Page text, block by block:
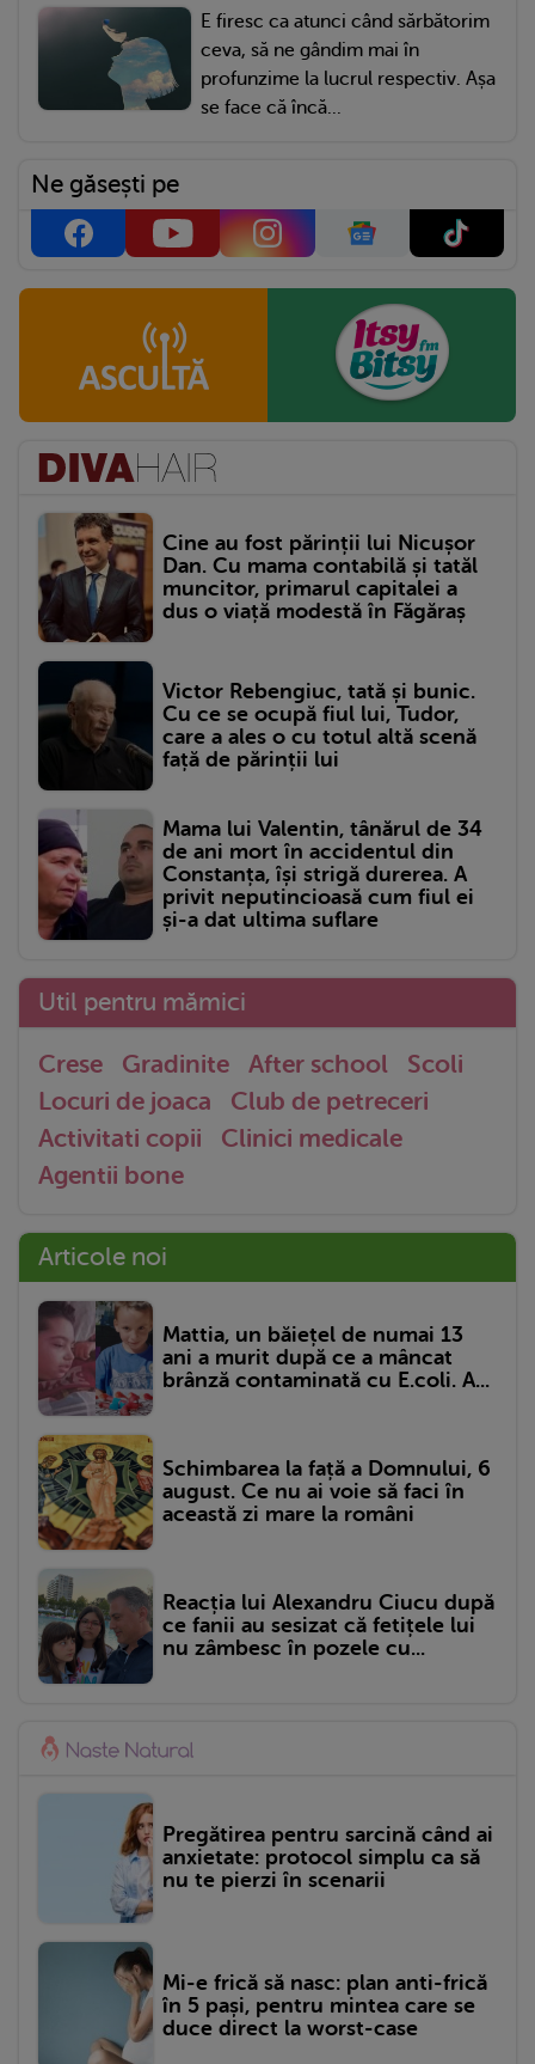
E firesc ca atunci când sărbătorim
ceva, să ne gândim mai în
profunzime la lucrul respectiv. Așa
se face că încă...
Ne găsești pe
Cine au fost părinții lui Nicușor
Dan. Cu mama contabilă și tatăl
muncitor, primarul capitalei a
dus o viață modestă în Făgăraș
Victor Rebengiuc, tată și bunic.
Cu ce se ocupă fiul lui, Tudor,
care a ales o cu totul altă scenă
față de părinții lui
Mama lui Valentin, tânărul de 34
de ani mort în accidentul din
Constanța, își strigă durerea. A
privit neputincioasă cum fiul ei
și-a dat ultima suflare
Util pentru mămici
Crese Gradinite After school
Scoli
Locuri de joaca
Club de petreceri
Activitati copii
Clinici medicale
Agentii bone
Articole noi
Mattia, un băiețel de numai 13
ani a murit după ce a mâncat
brânză contaminată cu E.coli. A...
Schimbarea la față a Domnului, 6
august. Ce nu ai voie să faci în
această zi mare la români
Reacția lui Alexandru Ciucu după
ce fanii au sesizat că fetițele lui
nu zâmbesc în pozele cu...
Pregătirea pentru sarcină când ai
anxietate: protocol simplu ca să
nu te pierzi în scenarii
Mi-e frică să nasc: plan anti-frică
în 5 pași, pentru mintea care se
duce direct la worst-case